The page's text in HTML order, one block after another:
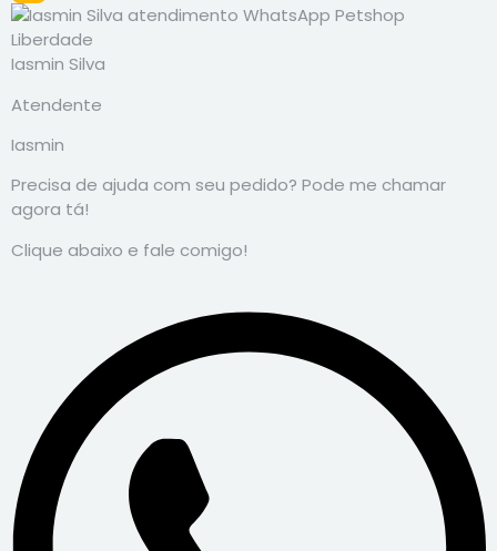
Iasmin Silva
Atendente
Iasmin
Precisa de ajuda com seu pedido? Pode me chamar
agora tá!
Clique abaixo e fale comigo!